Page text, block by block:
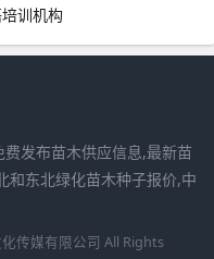
训机构
发布苗木供应信息,最新苗
和东北绿化苗木种子报价,中
传媒有限公司 All Rights